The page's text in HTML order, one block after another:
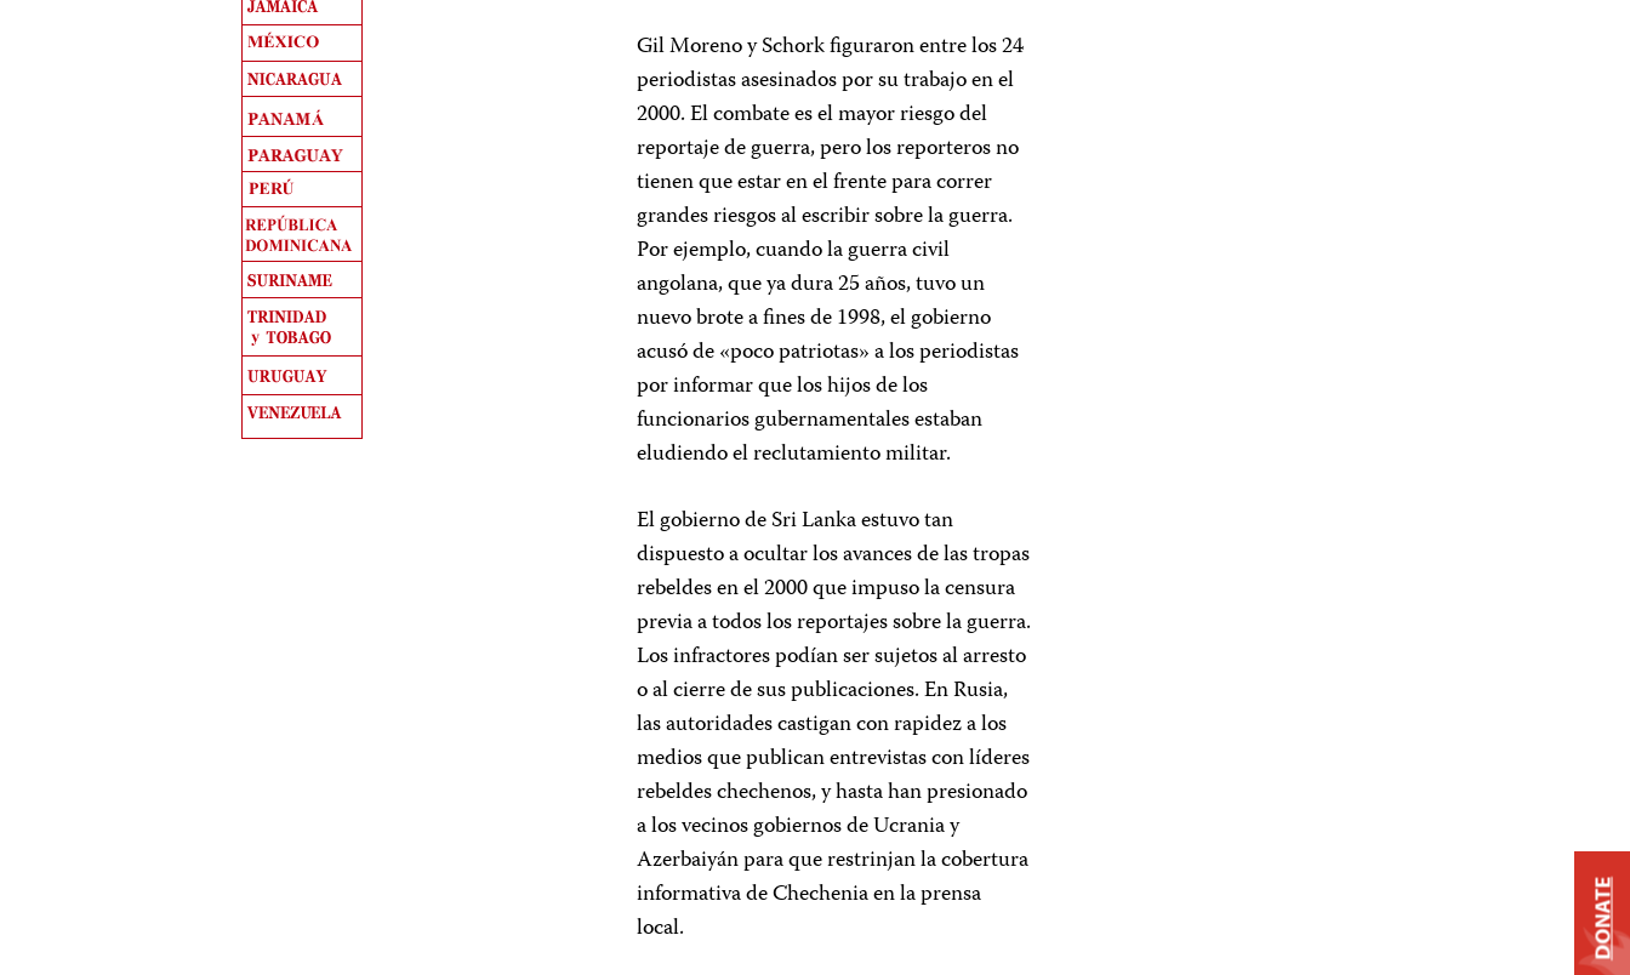
Gil Moreno y Schork figuraron entre los 24
periodistas asesinados por su trabajo en el
2000. El combate es el mayor riesgo del
reportaje de guerra, pero los reporteros no
tienen que estar en el frente para correr
grandes riesgos al escribir sobre la guerra.
Por ejemplo, cuando la guerra civil
angolana, que ya dura 25 años, tuvo un
nuevo brote a fines de 1998, el gobierno
acusó de «poco patriotas» a los periodistas
por informar que los hijos de los
funcionarios gubernamentales estaban
eludiendo el reclutamiento militar.
El gobierno de Sri Lanka estuvo tan
dispuesto a ocultar los avances de las tropas
rebeldes en el 2000 que impuso la censura
previa a todos los reportajes sobre la guerra.
Los infractores podían ser sujetos al arresto
o al cierre de sus publicaciones. En Rusia,
las autoridades castigan con rapidez a los
medios que publican entrevistas con líderes
rebeldes chechenos, y hasta han presionado
a los vecinos gobiernos de Ucrania y
Azerbaiyán para que restrinjan la cobertura
informativa de Chechenia en la prensa
local.
DONATE